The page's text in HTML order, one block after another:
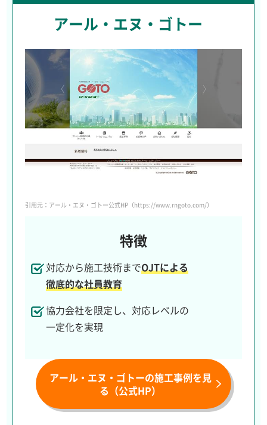
アール・エヌ・ゴトー
引用元：アール・エヌ・ゴトー公式HP（https://www.rngoto.com/）
特徴
対応から施工技術までOJTによる
徹底的な社員教育
協力会社を限定し、対応レベルの
一定化を実現
アール・エヌ・ゴトーの施工事例を見
る（公式HP）